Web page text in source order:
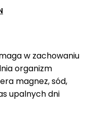
w zachowaniu
organizm
magnez, sód,
upalnych dni